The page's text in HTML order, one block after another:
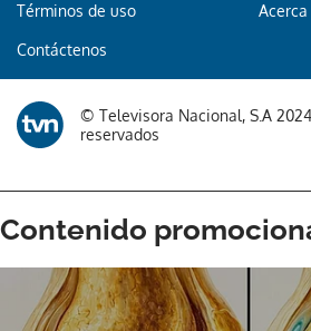
Términos de uso Acerca
Contáctenos
© Televisora Nacional, S.A
reservados